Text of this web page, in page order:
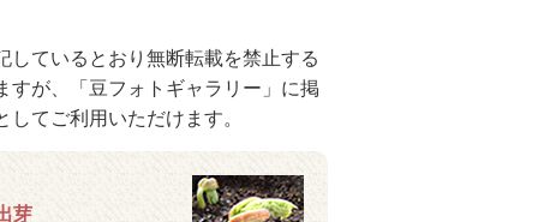
しているとおり無断転載を禁止する
すが、「豆フォトギャラリー」に掲
てご利用いただけます。
芽